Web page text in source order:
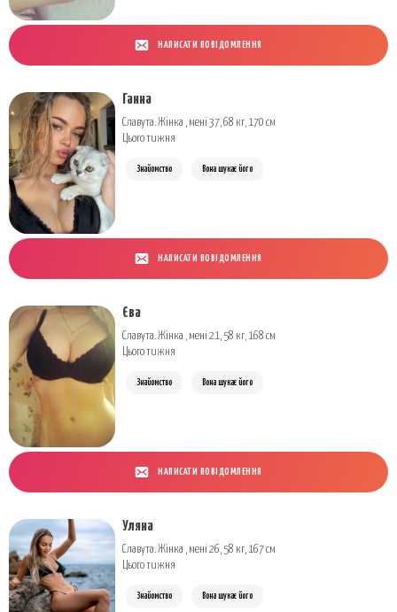
НАПИСАТИ ПОВІДОМЛЕННЯ
Ганна
Славута. Жінка , мені 37, 68 кг, 170 см
Цього тижня
Знайомство Вона шукає його
НАПИСАТИ ПОВІДОМЛЕННЯ
Єва
Славута. Жінка , мені 21, 58 кг, 168 см
Цього тижня
Знайомство Вона шукає його
НАПИСАТИ ПОВІДОМЛЕННЯ
Уляна
Славута. Жінка , мені 26, 58 кг, 167 см
Цього тижня
Знайомство Вона шукає його